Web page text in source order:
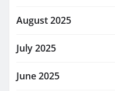
August 2025
July 2025
June 2025